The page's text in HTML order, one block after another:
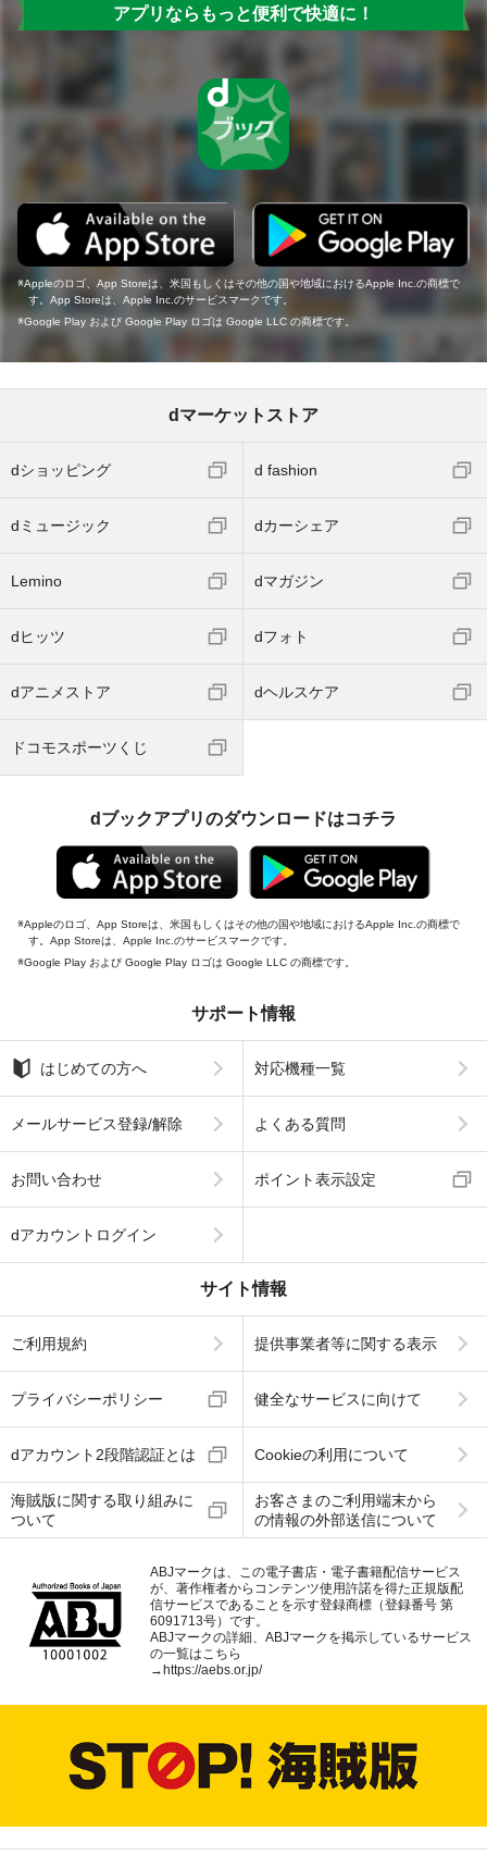
アプリならもっと便利で快適に！
Appleのロゴ、App Storeは、米国もしくはその他の国や地域におけるApple Inc.の商標で
す。App Storeは、Apple Inc.のサービスマークです。
Google Play および Google Play ロゴは Google LLC の商標です。
dマーケットストア
dショッピング d fashion
dミュージック dカーシェア
Lemino dマガジン
dヒッツ dフォト
dアニメストア dヘルスケア
ドコモスポーツくじ
dブックアプリのダウンロードはコチラ
Appleのロゴ、App Storeは、米国もしくはその他の国や地域におけるApple Inc.の商標で
す。App Storeは、Apple Inc.のサービスマークです。
Google Play および Google Play ロゴは Google LLC の商標です。
サポート情報
はじめての方へ 対応機種一覧
メールサービス登録/解除 よくある質問
お問い合わせ ポイント表示設定
dアカウントログイン
サイト情報
ご利用規約 提供事業者等に関する表示
プライバシーポリシー 健全なサービスに向けて
dアカウント2段階認証とは Cookieの利用について
海賊版に関する取り組みに
ついて
お客さまのご利用端末から
の情報の外部送信について
ABJマークは、この電子書店・電子書籍配信サービス
が、著作権者からコンテンツ使用許諾を得た正規版配
信サービスであることを示す登録商標（登録番号 第
6091713号）です。
ABJマークの詳細、ABJマークを掲示しているサービス
の一覧はこちら
→ https://aebs.or.jp/